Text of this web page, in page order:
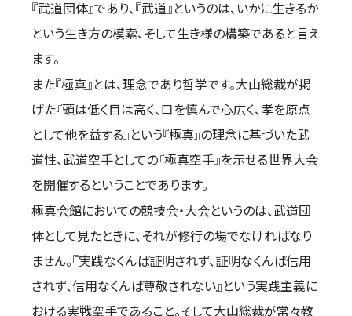
『武道団体』であり、『武道』というのは、いかに生きるか
という生き方の模索、そして生き様の構築であると言え
ます。
また『極真』とは、理念であり哲学です。大山総裁が掲
げた『頭は低く目は高く、口を慎んで心広く、孝を原点
として他を益する』という『極真』の理念に基づいた武
道性、武道空手としての『極真空手』を示せる世界大会
を開催するということであります。
極真会館においての競技会・大会というのは、武道団
体として見たときに、それが修行の場でなければなり
ません。『実践なくんば証明されず、証明なくんば信用
されず、信用なくんば尊敬されない』という実践主義に
おける実戦空手であること。そして大山総裁が常々教